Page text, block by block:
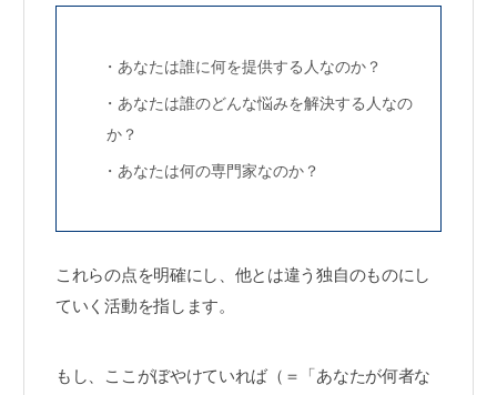
・あなたは誰に何を提供する人なのか？
・あなたは誰のどんな悩みを解決する人なの
か？
・あなたは何の専門家なのか？
これらの点を明確にし、他とは違う独自のものにし
ていく活動を指します。
もし、ここがぼやけていれば（＝「あなたが何者な